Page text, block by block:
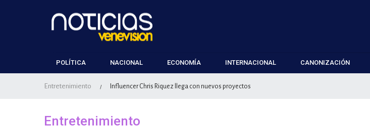
POLÍTICA NACIONAL ECONOMÍA INTERNACIONAL CANONIZACIÓN
Entretenimiento / Influencer Chris Riquez llega con nuevos proyectos
Entretenimiento